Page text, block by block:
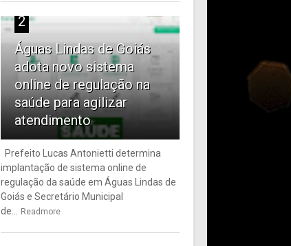
2
Águas Lindas de Goiás
adota novo sistema
online de regulação na
saúde para agilizar
atendimento
Prefeito Lucas Antonietti determina
implantação de sistema online de
regulação da saúde em Águas Lindas de
Goiás e Secretário Municipal
de...
Readmore